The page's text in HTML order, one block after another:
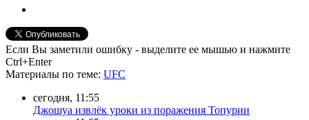
Если Вы заметили ошибку - выделите ее мышью и нажмите
Ctrl+Enter
Материалы по теме: UFC
сегодня, 11:55
Джошуа извлёк уроки из поражения Топурии